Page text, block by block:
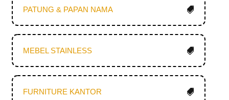
PATUNG & PAPAN NAMA
MEBEL STAINLESS
FURNITURE KANTOR